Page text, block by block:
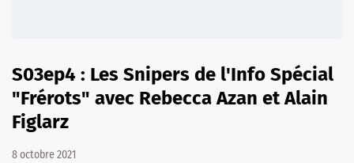
S03ep4 : Les Snipers de l'Info Spécial
"Frérots" avec Rebecca Azan et Alain
Figlarz
8 octobre 2021